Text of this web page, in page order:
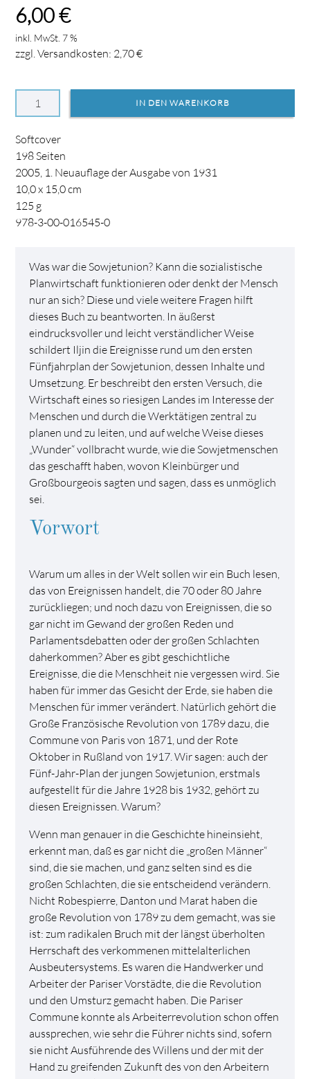
6,00€
inkl. MwSt. 7 %
zzgl. Versandkosten: 2,70€
Softcover
198Seiten
2005, 1. Neuauflage der Ausgabe von 1931
10,0 x 15,0 cm
125 g
978-3-00-016545-0
Was war die Sowjetunion? Kann die sozialistische
Planwirtschaft funktionieren oder denkt der Mensch
nur an sich? Diese und viele weitere Fragen hilft
dieses Buch zu beantworten. In äußerst
eindrucksvoller und leicht verständlicher Weise
schildert Iljin die Ereignisse rund um den ersten
Fünfjahrplan der Sowjetunion, dessen Inhalte und
Umsetzung. Er beschreibt den ersten Versuch, die
Wirtschaft eines so riesigen Landes im Interesse der
Menschen und durch die Werktätigen zentral zu
planen und zu leiten, und auf welche Weise dieses
„Wunder“ vollbracht wurde, wie die Sowjetmenschen
das geschafft haben, wovon Kleinbürger und
Großbourgeois sagten und sagen, dass es unmöglich
sei.
Vorwort
Warum um alles in der Welt sollen wir ein Buch lesen,
das von Ereignissen handelt, die 70 oder 80 Jahre
zurückliegen; und noch dazu von Ereignissen, die so
gar nicht im Gewand der großen Reden und
Parlamentsdebatten oder der großen Schlachten
daherkommen? Aber es gibt geschichtliche
Ereignisse, die die Menschheit nie vergessen wird. Sie
haben für immer das Gesicht der Erde, sie haben die
Menschen für immer verändert. Natürlich gehört die
Große Franzö­sische Revolution von 1789 dazu, die
Commune von Paris von 1871, und der Rote
Oktober in Rußland von 1917. Wir sagen: auch der
Fünf-Jahr-Plan der jungen Sowjetunion, erstmals
aufgestellt für die Jahre 1928 bis 1932, gehört zu
diesen Ereignissen. Warum?
Wenn man genauer in die Geschichte hineinsieht,
erkennt man, daß es gar nicht die „großen Männer“
sind, die sie machen, und ganz selten sind es die
großen Schlachten, die sie entscheidend verändern.
Nicht Robespierre, Danton und Marat haben die
große Revolution von 1789 zu dem gemacht, was sie
ist: zum radikalen Bruch mit der längst überholten
Herrschaft des verkommenen mittelalterlichen
Ausbeutersystems. Es waren die Handwerker und
Arbeiter der Pariser Vorstädte, die die Revolution
und den Umsturz gemacht haben. Die Pariser
Commune konnte als Arbeiterrevolution schon offen
aussprechen, wie sehr die Führer nichts sind, sofern
sie nicht Ausführende des Willens und der mit der
Hand zu greifenden Zukunft des von den Arbeitern